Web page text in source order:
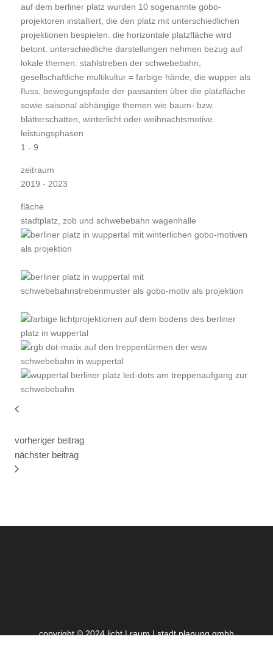
auf dem berliner platz wurden 10 sogenannte gobo-
projektoren installiert, die den platz mit unterschiedlichen
projektionen bespielen. die horizontale platzfläche wird
betont. unterschiedliche darstellungen nehmen bezug auf
lokale themen: stahlstreben der schwebebahn,
gesellschaftliche multikultur = farbige hände, die wupper als
fluss, bewegungspfade der passanten über die platzfläche
sowie saisonal abhängige themen wie baum- bzw.
blätterschatten, winterlicht oder weihnachtsmotive.
leistungsphasen
1 - 9
zeitraum
2019 - 2023
fläche
stadtplatz, zob und schwebebahn wagenhalle
vorheriger beitrag
nächster beitrag
copyright © 2024 licht | raum | stadt planung gmbh